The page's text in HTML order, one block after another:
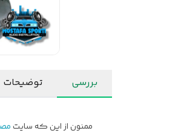
بررسی توضیحات
ممنون از این که سایت